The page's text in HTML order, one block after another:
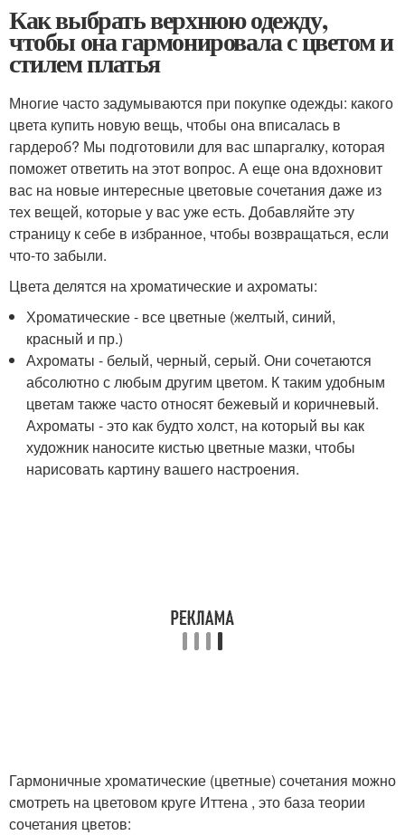
Как выбрать верхнюю одежду,
чтобы она гармонировала с цветом и
стилем платья
Многие часто задумываются при покупке одежды: какого
цвета купить новую вещь, чтобы она вписалась в
гардероб? Мы подготовили для вас шпаргалку, которая
поможет ответить на этот вопрос. А еще она вдохновит
вас на новые интересные цветовые сочетания даже из
тех вещей, которые у вас уже есть. Добавляйте эту
страницу к себе в избранное, чтобы возвращаться, если
что-то забыли.
Цвета делятся на хроматические и ахроматы:
Хроматические - все цветные (желтый, синий,
красный и пр.)
Ахроматы - белый, черный, серый. Они сочетаются
абсолютно с любым другим цветом. К таким удобным
цветам также часто относят бежевый и коричневый.
Ахроматы - это как будто холст, на который вы как
художник наносите кистью цветные мазки, чтобы
нарисовать картину вашего настроения.
Гармоничные хроматические (цветные) сочетания можно
смотреть на цветовом круге Иттена , это база теории
сочетания цветов: